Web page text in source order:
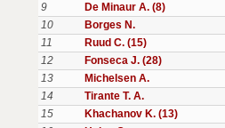
9
De Minaur A. (8)
10
Borges N.
11
Ruud C. (15)
12
Fonseca J. (28)
13
Michelsen A.
14
Tirante T. A.
15
Khachanov K. (13)